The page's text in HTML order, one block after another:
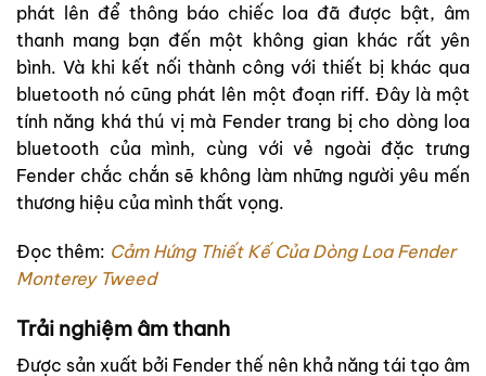
phát lên để thông báo chiếc loa đã được bật, âm
thanh mang bạn đến một không gian khác rất yên
bình. Và khi kết nối thành công với thiết bị khác qua
bluetooth nó cũng phát lên một đoạn riff. Đây là một
tính năng khá thú vị mà Fender trang bị cho dòng loa
bluetooth của mình, cùng với vẻ ngoài đặc trưng
Fender chắc chắn sẽ không làm những người yêu mến
thương hiệu của mình thất vọng.
Đọc thêm: Cảm Hứng Thiết Kế Của Dòng Loa Fender
Monterey Tweed
Trải nghiệm âm thanh
Được sản xuất bởi Fender thế nên khả năng tái tạo âm